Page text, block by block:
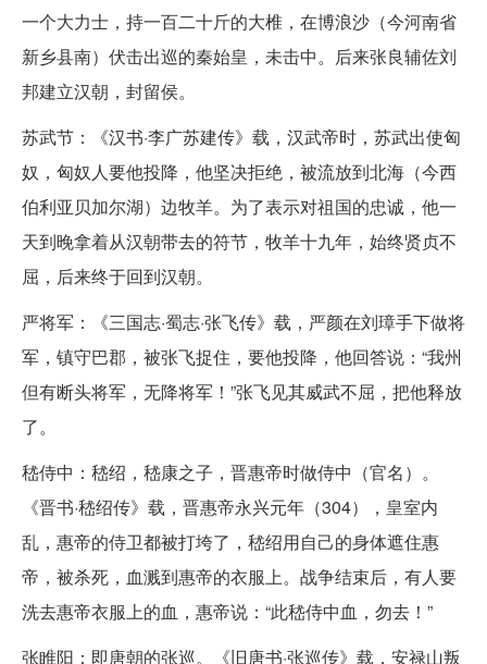
一个大力士，持一百二十斤的大椎，在博浪沙（今河南省
新乡县南）伏击出巡的秦始皇，未击中。后来张良辅佐刘
邦建立汉朝，封留侯。
苏武节：《汉书·李广苏建传》载，汉武帝时，苏武出使匈
奴，匈奴人要他投降，他坚决拒绝，被流放到北海（今西
伯利亚贝加尔湖）边牧羊。为了表示对祖国的忠诚，他一
天到晚拿着从汉朝带去的符节，牧羊十九年，始终贤贞不
屈，后来终于回到汉朝。
严将军：《三国志·蜀志·张飞传》载，严颜在刘璋手下做将
军，镇守巴郡，被张飞捉住，要他投降，他回答说：“我州
但有断头将军，无降将军！”张飞见其威武不屈，把他释放
了。
嵇侍中：嵇绍，嵇康之子，晋惠帝时做侍中（官名）。
《晋书·嵇绍传》载，晋惠帝永兴元年（304），皇室内
乱，惠帝的侍卫都被打垮了，嵇绍用自己的身体遮住惠
帝，被杀死，血溅到惠帝的衣服上。战争结束后，有人要
洗去惠帝衣服上的血，惠帝说：“此嵇侍中血，勿去！”
张睢阳：即唐朝的张巡。《旧唐书·张巡传》载，安禄山叛